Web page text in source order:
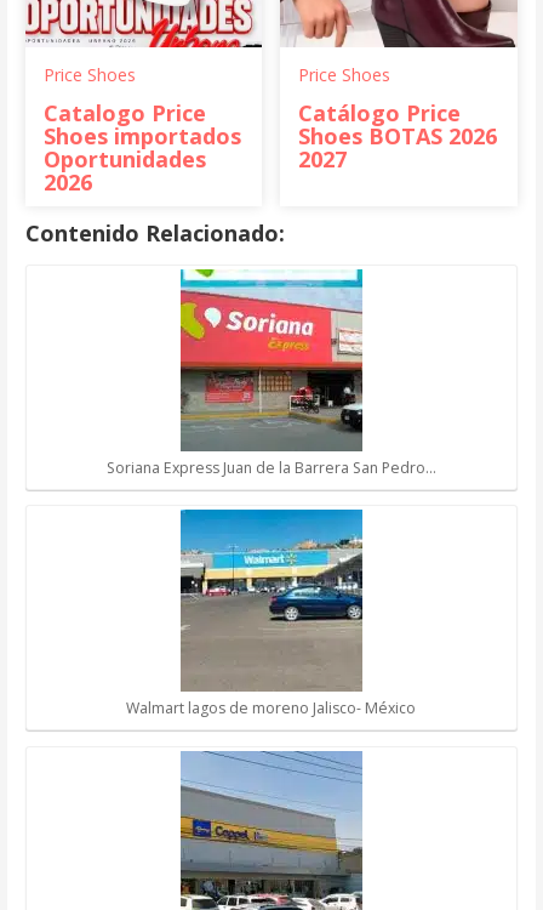
Price Shoes
Catalogo Price
Shoes importados
Oportunidades
2026
Price Shoes
Catálogo Price
Shoes BOTAS 2026
2027
Contenido Relacionado:
Soriana Express Juan de la Barrera San Pedro…
Walmart lagos de moreno Jalisco- México